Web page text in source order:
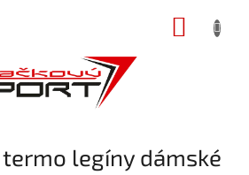
termo legíny dámské